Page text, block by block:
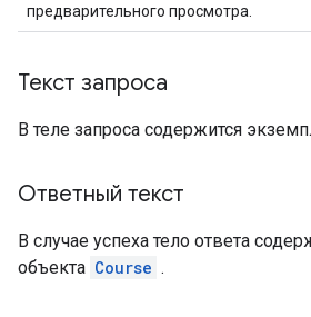
предварительного просмотра.
Текст запроса
В теле запроса содержится
Ответный текст
В случае успеха тело ответа
объекта Course .